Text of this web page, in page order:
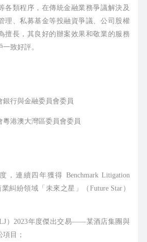
各類程序，在傳統金融業務爭議解決及
理、私募基金等投融資爭議、公司股權
擅長，其良好的辦案效果和敬業的服務
致好評。
銀行與金融委員會委員
粵港澳大灣區委員會委員
，連續四年獲得 Benchmark Litigation
糾紛領域「未來之星」（Future Star）
）2023年度傑出交易——某酒店集團與
目；